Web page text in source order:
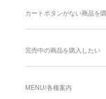
カートボタンがない商品を
完売中の商品を購入したい
MENU/各種案内